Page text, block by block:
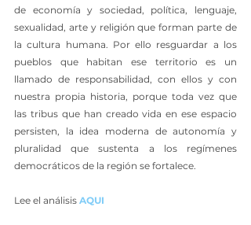
de economía y sociedad, política, lenguaje,
sexualidad, arte y religión que forman parte de
la cultura humana. Por ello resguardar a los
pueblos que habitan ese territorio es un
llamado de responsabilidad, con ellos y con
nuestra propia historia, porque toda vez que
las tribus que han creado vida en ese espacio
persisten, la idea moderna de autonomía y
pluralidad que sustenta a los regímenes
democráticos de la región se fortalece.
Lee el análisis AQUI